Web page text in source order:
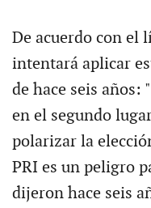
De acuerdo con el
intentará aplicar
de hace seis años:
en el segundo
polarizar la
PRI es un peligro
dijeron hace seis